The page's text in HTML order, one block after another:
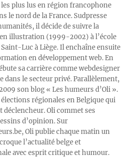
plus lus en région francophone
le nord de la France. Sudpresse
il décide de suivre la
illustration (1999-2002) à l’école
Luc à Liège. Il enchaîne ensuite
en développement web. En
sa carrière comme webdesigner
dans le secteur privé. Parallèlement,
son blog « Les humeurs d’Oli ».
élections régionales en Belgique qui
déclencheur. Oli commet ses
d’opinion. Sur
Oli publie chaque matin un
l’actualité belge et
avec esprit critique et humour.